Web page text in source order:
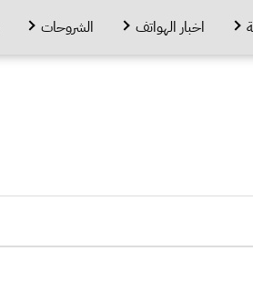
اخبار الهواتف الشروحات